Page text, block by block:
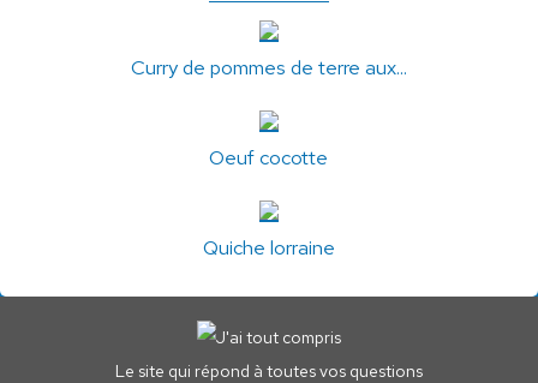
Curry de pommes de terre aux...
Oeuf cocotte
Quiche lorraine
Le site qui répond à toutes vos questions